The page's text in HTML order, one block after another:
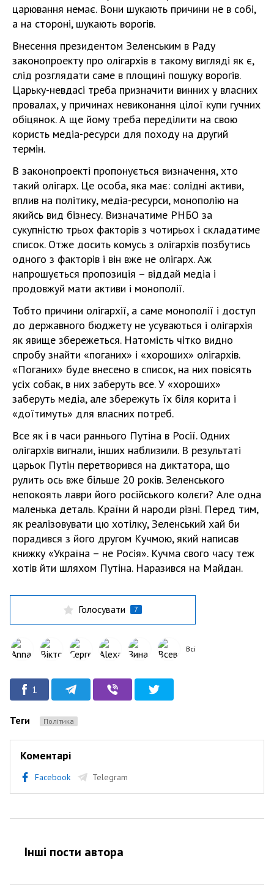
царювання немає. Вони шукають причини не в собі,
а на стороні, шукають ворогів.
Внесення президентом Зеленським в Раду
законопроекту про олігархів в такому вигляді як є,
слід розглядати саме в площині пошуку ворогів.
Царьку-невдасі треба призначити винних у власних
провалах, у причинах невиконання цілої купи гучних
обіцянок. А ще йому треба переділити на свою
користь медіа-ресурси для походу на другий
термін.
В законопроекті пропонується визначення, хто
такий олігарх. Це особа, яка має: солідні активи,
вплив на політику, медіа-ресурси, монополію на
якийсь вид бізнесу. Визначатиме РНБО за
сукупністю трьох факторів з чотирьох і складатиме
список. Отже досить комусь з олігархів позбутись
одного з факторів і він вже не олігарх. Аж
напрошується пропозиція – віддай медіа і
продовжуй мати активи і монополії.
Тобто причини олігархії, а саме монополії і доступ
до державного бюджету не усуваються і олігархія
як явище збережеться. Натомість чітко видно
спробу знайти «поганих» і «хороших» олігархів.
«Поганих» буде внесено в список, на них повісять
усіх собак, в них заберуть все. У «хороших»
заберуть медіа, але збережуть їх біля корита і
«доїтимуть» для власних потреб.
Все як і в часи раннього Путіна в Росії. Одних
олігархів вигнали, інших наблизили. В результаті
царьок Путін перетворився на диктатора, що
рулить ось вже більше 20 років. Зеленського
непокоять лаври його російського колєги? Але одна
маленька деталь. Країни й народи різні. Перед тим,
як реалізовувати цю хотілку, Зеленський хай би
порадився з його другом Кучмою, який написав
книжку «Україна – не Росія». Кучма свого часу теж
хотів йти шляхом Путіна. Наразився на Майдан.
Голосувати 7
Всі
1
Теги Політика
Коментарі
Facebook Telegram
Інші пости автора